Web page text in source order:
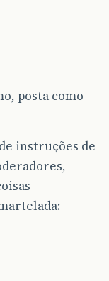
posta como
instruções de